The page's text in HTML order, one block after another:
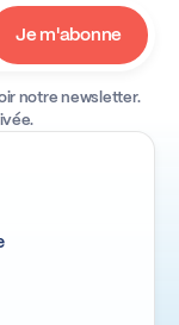
notre newsletter.